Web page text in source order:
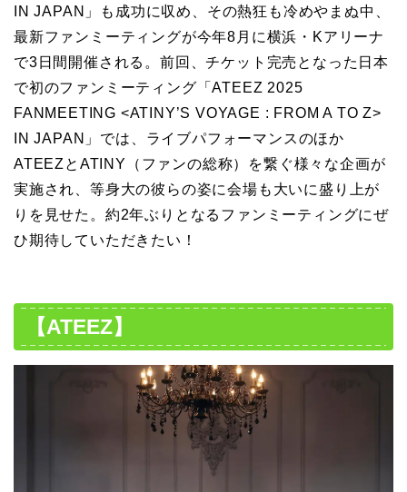
IN JAPAN」も成功に収め、その熱狂も冷めやまぬ中、
最新ファンミーティングが今年8月に横浜・Kアリーナ
で3日間開催される。前回、チケット完売となった日本
で初のファンミーティング「ATEEZ 2025
FANMEETING <ATINY’S VOYAGE : FROM A TO Z>
IN JAPAN」では、ライブパフォーマンスのほか
ATEEZとATINY（ファンの総称）を繋ぐ様々な企画が
実施され、等身大の彼らの姿に会場も大いに盛り上が
りを見せた。約2年ぶりとなるファンミーティングにぜ
ひ期待していただきたい！
【ATEEZ】